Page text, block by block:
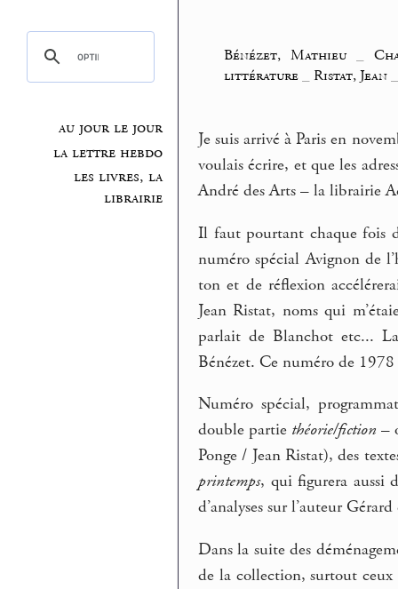
au jour le jour
la lettre hebdo
les livres, la
librairie
Bénézet, Mathieu
littérature_ Ristat, Jean
Je suis arrivé à Paris en
voulais écrire, et que les
André des Arts – la librairie
Il faut pourtant chaque fois
numéro spécial Avignon de
ton et de réflexion
Jean Ristat, noms qui
parlait de Blanchot etc...
Bénézet. Ce numéro de
Numéro spécial,
double partie théorie/fiction –
Ponge / Jean Ristat), des
printemps, qui figurera aussi
d’analyses sur l’auteur
Dans la suite des
de la collection, surtout